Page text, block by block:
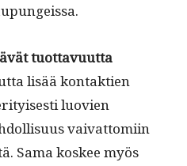
tuot­tavu­ut­ta
lisää kon­tak­tien
luovien
vai­vat­tomi­in
Sama kos­kee myös